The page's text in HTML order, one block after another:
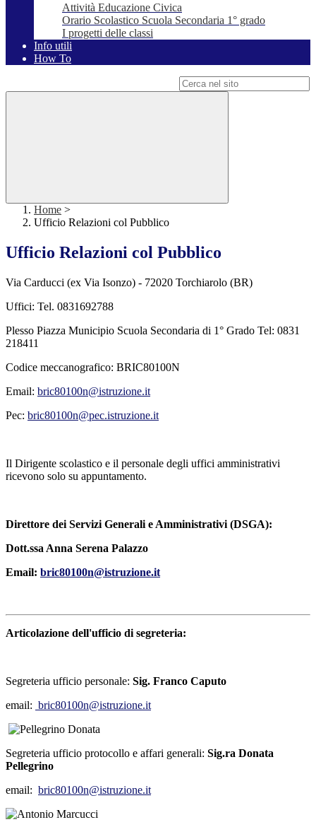
Attività Educazione Civica
Orario Scolastico Scuola Secondaria 1° grado
I progetti delle classi
Info utili
How To
Home >
Ufficio Relazioni col Pubblico
Ufficio Relazioni col Pubblico
Via Carducci (ex Via Isonzo) - 72020 Torchiarolo (BR)
Uffici: Tel. 0831692788
Plesso Piazza Municipio Scuola Secondaria di 1° Grado Tel: 0831
218411
Codice meccanografico: BRIC80100N
Email: bric80100n@istruzione.it
Pec: bric80100n@pec.istruzione.it
Il Dirigente scolastico e il personale degli uffici amministrativi
ricevono solo su appuntamento.
Direttore dei Servizi Generali e Amministrativi (DSGA):
Dott.ssa Anna Serena Palazzo
Email: bric80100n@istruzione.it
Articolazione dell'ufficio di segreteria:
Segreteria ufficio personale: Sig. Franco Caputo
email: bric80100n@istruzione.it
Segreteria ufficio protocollo e affari generali: Sig.ra Donata
Pellegrino
email: bric80100n@istruzione.it